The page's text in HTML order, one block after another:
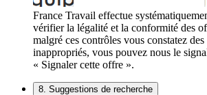
France Travail effectue
vérifier la légalité et la conformité des
malgré ces contrôles vous constatez
inappropriés, vous pouvez nous le
« Signaler cette offre ».
8. Suggestions de recherche